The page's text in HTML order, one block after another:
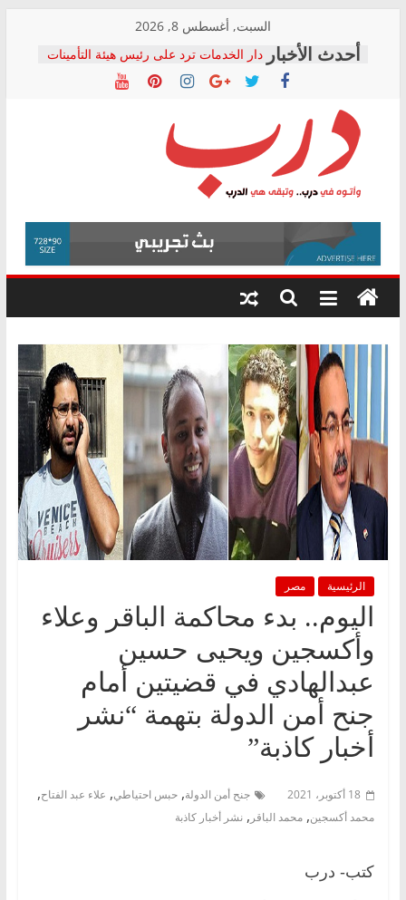
content
السبت, أغسطس 8, 2026
دار الخدمات ترد على رئيس هيئة التأمينات
بعد مؤتمره الصحفي: إنكار الأزمة لا ينهي
معاناة أصحاب المعاشات.. ونطالب بكشف
فرحات سليمان يكتب: القطاع الصحي إلى
أين؟
حزب التحالف الشعبي يطلق لجنة “الحق
في الصحة” بالإسكندرية لرصد الانتهاكات
ودعم المرضى
الوزاري لمدينة الصحفيين.. وانتهاء أعمال
إنشاء المبنى الإداري
المجلس القومي لحقوق الإنسان يعلن
متابعة قضية الدكتور محمد زهران.. ويؤكد:
قرينة البراءة وضمانات المحاكمة العادلة
درب
وأتوه
درب..
وتبقى
هي
الرئيسية مصر
اليوم.. بدء محاكمة الباقر وعلاء
وأكسجين ويحيى حسين
عبدالهادي في قضيتين أمام
جنح أمن الدولة بتهمة “نشر
أخبار كاذبة”
18 أكتوبر، 2021 جنح أمن الدولة, حبس احتياطي, علاء عبد الفتاح,
محمد أكسجين, محمد الباقر , نشر أخبار كاذبة
كتب- درب